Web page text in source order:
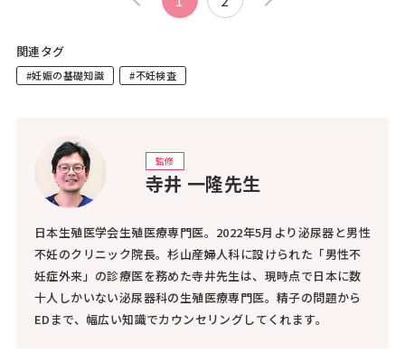
関連タグ
#妊娠の基礎知識 #不妊検査
監修
寺井 一隆先生
日本生殖医学会生殖医療専門医。2022年5月より泌尿器と男性
不妊のクリニック院長。杉山産婦人科に設けられた「男性不
妊症外来」の診療医を務めた寺井先生は、現時点で日本に数
十人しかいない泌尿器科の生殖医療専門医。精子の問題から
EDまで、幅広い知識でカウンセリングしてくれます。